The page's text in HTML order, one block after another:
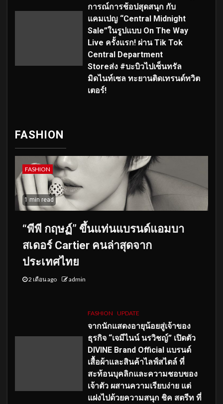
การณ์การช้อปสุดสนุก กับ
แคมเปญ “Central Midnight
Sale”ในรูปแบบ On The Way
Live ครั้งแรก! ผ่าน Tik Tok
Central Department
Storeส่ง #บะบิวไปเซ็นทรัล
มิดไนท์เซล ทะยานติดเทรนด์ทวิต
เตอร์!
FASHION
FASHION
1 min read
“พีพี กฤษฏ์” ขึ้นแท่นแบรนด์แอมบา
สเดอร์ Cartier คนล่าสุดจาก
ประเทศไทย
2 เดือน ago admin
FASHION UPDATE
จากนักแสดงอายุน้อยสู่เจ้าของ
ธุรกิจ “เจมีไนน์ นรวิชญ์” เปิดตัว
DIVINE Brand Official แบรนด์
เสื้อผ้าและสินค้าไลฟ์สไตล์ ที่
สะท้อนบุคลิกและความชอบของ
เจ้าตัว ผสานความเรียบง่าย แต่
แฝงไปด้วยความสนุก ชิค สตรีท ที่